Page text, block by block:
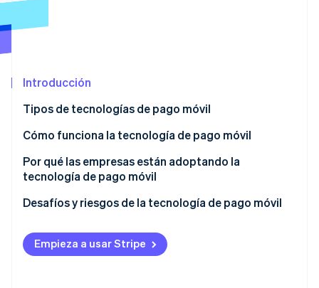
Descubre cómo Stripe construye la infraestructura
Introducción
Tipos de tecnologías de pago móvil
Cómo funciona la tecnología de pago móvil
Configuración de la cartera digital
Inicio del pago
Transferencia de pagos
Procesamiento de transacciones
Por qué las empresas están adoptando la
tecnología de pago móvil
Desafíos y riesgos de la tecnología de pago móvil
Vulnerabilidades de seguridad
Desafíos regulatorios y de cumplimiento de la
Empieza a usar Stripe